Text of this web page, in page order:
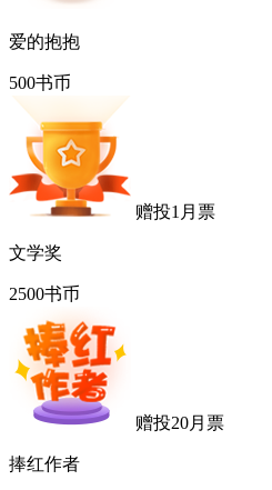
爱的抱抱
500书币
赠投1月票
文学奖
2500书币
赠投20月票
捧红作者